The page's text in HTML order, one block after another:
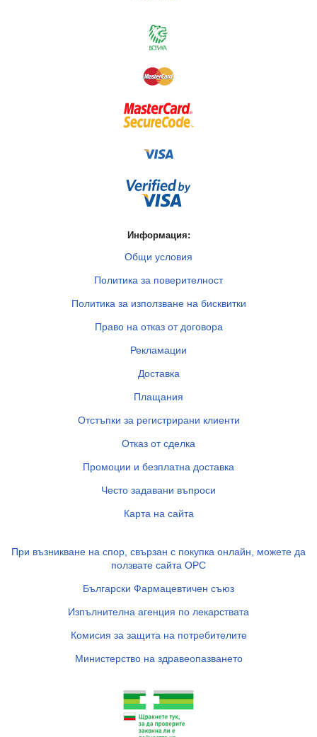
Информация:
Общи условия
Политика за поверителност
Политика за използване на бисквитки
Право на отказ от договора
Рекламации
Доставка
Плащания
Отстъпки за регистрирани клиенти
Отказ от сделка
Промоции и безплатна доставка
Често задавани въпроси
Карта на сайта
При възникване на спор, свързан с покупка онлайн, можете да
ползвате сайта ОРС
Български Фармацевтичен съюз
Изпълнителна агенция по лекарствата
Комисия за защита на потребителите
Министерство на здравеопазването